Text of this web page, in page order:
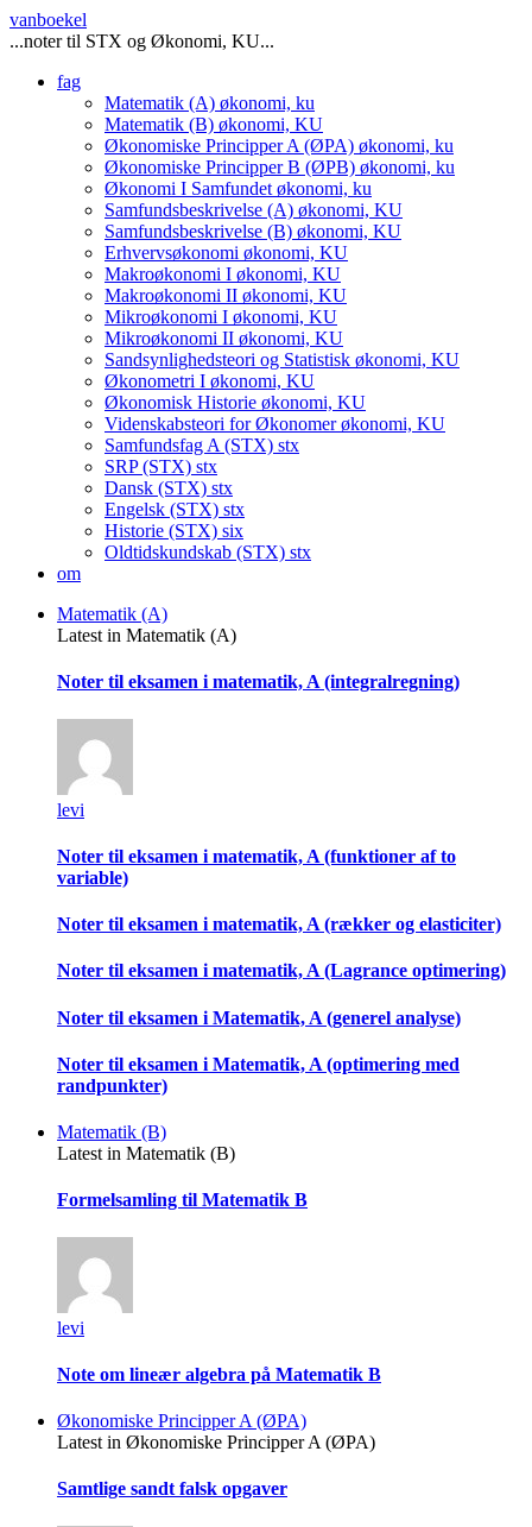
vanboekel
...noter til STX og Økonomi, KU...
fag
Matematik (A) økonomi, ku
Matematik (B) økonomi, KU
Økonomiske Principper A (ØPA) økonomi, ku
Økonomiske Principper B (ØPB) økonomi, ku
Økonomi I Samfundet økonomi, ku
Samfundsbeskrivelse (A) økonomi, KU
Samfundsbeskrivelse (B) økonomi, KU
Erhvervsøkonomi økonomi, KU
Makroøkonomi I økonomi, KU
Makroøkonomi II økonomi, KU
Mikroøkonomi I økonomi, KU
Mikroøkonomi II økonomi, KU
Sandsynlighedsteori og Statistisk økonomi, KU
Økonometri I økonomi, KU
Økonomisk Historie økonomi, KU
Videnskabsteori for Økonomerøkonomi, KU
Samfundsfag A (STX) stx
SRP (STX) stx
Dansk (STX) stx
Engelsk (STX) stx
Historie (STX) six
Oldtidskundskab (STX) stx
om
Matematik (A)
Latest in Matematik (A)
Noter til eksamen i matematik, A (integralregning)
levi
Noter til eksamen i matematik, A (funktioner af to
variable)
Noter til eksamen i matematik, A (rækker og elasticiter)
Noter til eksamen i matematik, A (Lagrance optimering)
Noter til eksamen i Matematik, A (generel analyse)
Noter til eksamen i Matematik, A (optimering med
randpunkter)
Matematik (B)
Latest in Matematik (B)
Formelsamling til Matematik B
levi
Note om lineær algebra på Matematik B
Økonomiske Principper A (ØPA)
Latest in Økonomiske Principper A (ØPA)
Samtlige sandt falsk opgaver